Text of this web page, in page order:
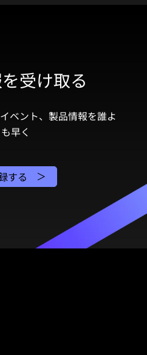
受け取る
ベント、製品情報を誰よ
早く
する